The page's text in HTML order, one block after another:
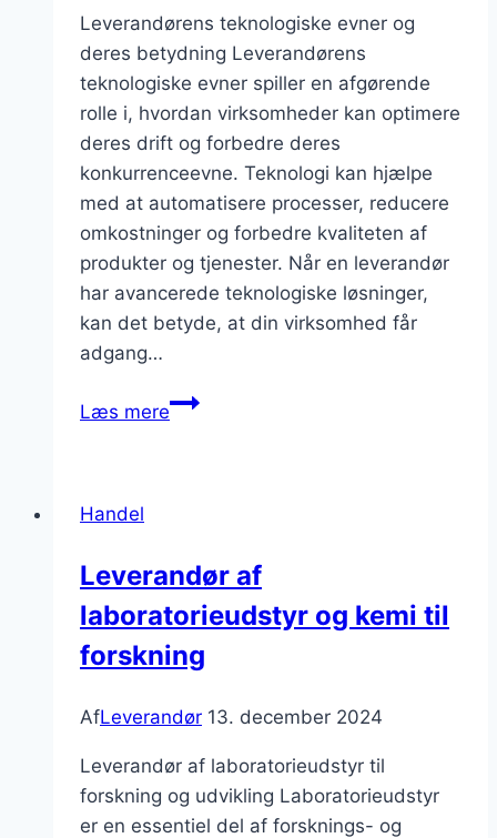
Leverandørens teknologiske evner og
deres betydning Leverandørens
teknologiske evner spiller en afgørende
rolle i, hvordan virksomheder kan optimere
deres drift og forbedre deres
konkurrenceevne. Teknologi kan hjælpe
med at automatisere processer, reducere
omkostninger og forbedre kvaliteten af
produkter og tjenester. Når en leverandør
har avancerede teknologiske løsninger,
kan det betyde, at din virksomhed får
adgang…
Læs mereLeverandørens
teknologi
forbedre
din
virksomhed?
Handel
Leverandør af
laboratorieudstyr og kemi til
forskning
AfLeverandør 13. december 2024
Leverandør af laboratorieudstyr til
forskning og udvikling Laboratorieudstyr
er en essentiel del af forsknings- og